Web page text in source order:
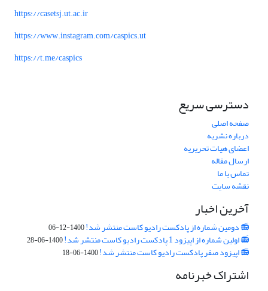
https://casetsj.ut.ac.ir
https://www.instagram.com/caspics.ut
https://t.me/caspics
دسترسی سریع
صفحه اصلی
درباره نشریه
اعضای هیات تحریریه
ارسال مقاله
تماس با ما
نقشه سایت
آخرین اخبار
📻 دومین شماره از پادکست رادیو کاست منتشر شد!1400-12-06
📻 اولین شماره از اپیزود 1 پادکست رادیو کاست منتشر شد! 1400-06-28
📻 اپیزود صفر پادکست رادیو کاست منتشر شد!1400-06-18
اشتراک خبرنامه